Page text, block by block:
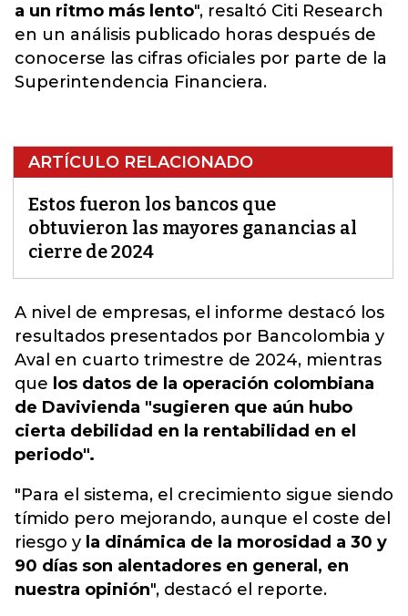
a un ritmo más lento", resaltó Citi Research
en un análisis publicado horas después de
conocerse las cifras oficiales por parte de la
Superintendencia Financiera.
ARTÍCULO RELACIONADO
Estos fueron los bancos que
obtuvieron las mayores ganancias al
cierre de 2024
A nivel de empresas, el informe destacó los
resultados presentados por Bancolombia y
Aval en cuarto trimestre de 2024, mientras
que los datos de la operación colombiana
de Davivienda "sugieren que aún hubo
cierta debilidad en la rentabilidad en el
periodo".
"Para el sistema, el crecimiento sigue siendo
tímido pero mejorando, aunque el coste del
riesgo y la dinámica de la morosidad a 30 y
90 días son alentadores en general, en
nuestra opinión", destacó el reporte.